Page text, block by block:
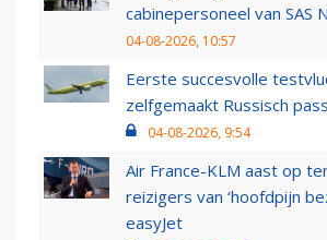
cabinepersoneel van SAS
04-08-2026, 10:57
Eerste succesvolle
zelfgemaakt Russisch
04-08-2026, 9:54
Air France-KLM aast op
reizigers van ‘hoofdpijn
easyJet